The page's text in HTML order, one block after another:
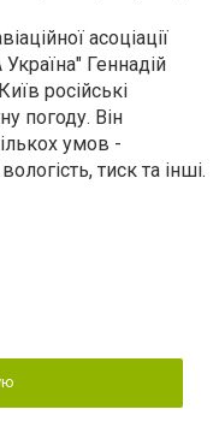
асоціації
Україна" Геннадій
російські
погоду. Він
умов -
тиск та інші.